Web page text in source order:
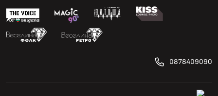
0878409090